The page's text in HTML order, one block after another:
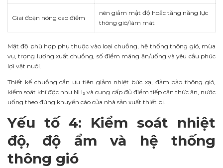
Giai đoạn nóng cao điểm
nên giảm mật độ hoặc tăng năng lực
thông gió/làm mát
Mật độ phù hợp phụ thuộc vào loại chuồng, hệ thống thông gió, mùa
vụ, trọng lượng xuất chuồng, số điểm máng ăn/uống và yêu cầu phúc
lợi vật nuôi.
Thiết kế chuồng cần ưu tiên giảm nhiệt bức xạ, đảm bảo thông gió,
kiểm soát khí độc như NH₃ và cung cấp đủ điểm tiếp cận thức ăn, nước
uống theo đúng khuyến cáo của nhà sản xuất thiết bị.
Yếu tố 4: Kiểm soát nhiệt
độ, độ ẩm và hệ thống
thông gió